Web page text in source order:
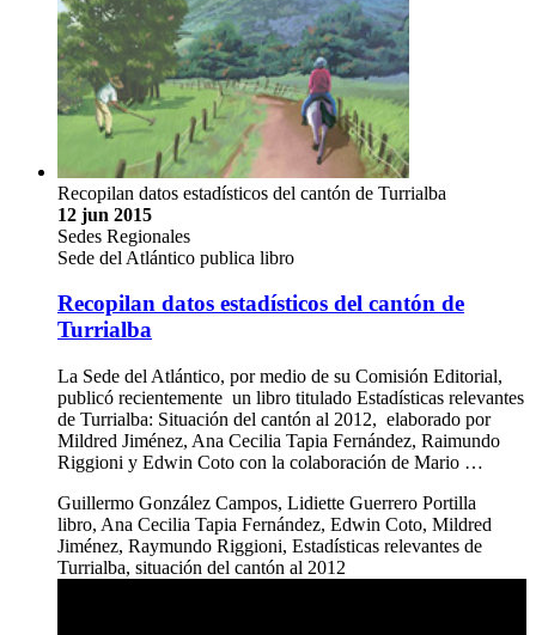
Recopilan datos estadísticos del cantón de Turrialba
12 jun 2015
Sedes Regionales
Sede del Atlántico publica libro
Recopilan datos estadísticos del cantón de
Turrialba
La Sede del Atlántico, por medio de su Comisión Editorial,
publicó recientemente un libro titulado Estadísticas relevantes
de Turrialba: Situación del cantón al 2012, elaborado por
Mildred Jiménez, Ana Cecilia Tapia Fernández, Raimundo
Riggioni y Edwin Coto con la colaboración de Mario …
Guillermo González Campos, Lidiette Guerrero Portilla
libro, Ana Cecilia Tapia Fernández, Edwin Coto, Mildred
Jiménez, Raymundo Riggioni, Estadísticas relevantes de
Turrialba, situación del cantón al 2012